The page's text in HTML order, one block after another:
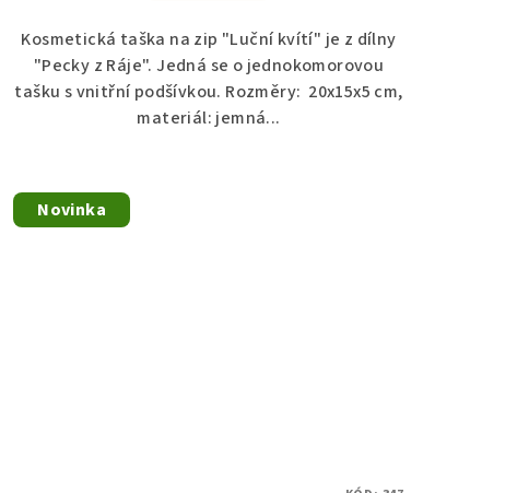
Kosmetická taška na zip "Luční kvítí" je z dílny
"Pecky z Ráje". Jedná se o jednokomorovou
tašku s vnitřní podšívkou. Rozměry: 20x15x5 cm,
materiál: jemná...
Novinka